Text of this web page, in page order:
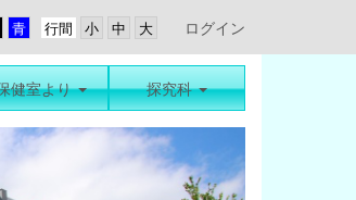
行間 ログイン
健室より 探究科